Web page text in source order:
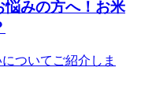
悩みの方へ！お米